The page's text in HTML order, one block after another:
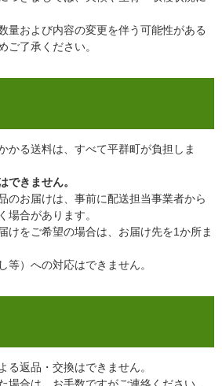
量および内容の変更を伴う可能性がある
ご了承ください。
かる送料は、すべて平群町が負担しま
できません。
のお届けは、事前に配送担当事業者から
場合があります。
けをご希望の場合は、お届け先を1か所ま
等）への対応はできません。
る返品・交換はできません。
場合は、お手数ですがご連絡ください。